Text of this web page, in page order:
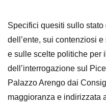
Specifici quesiti sullo
dell’ente, sui contenziosi e
e sulle scelte politiche per
dell’interrogazione sul
Palazzo Arengo dai
maggioranza e indirizzata